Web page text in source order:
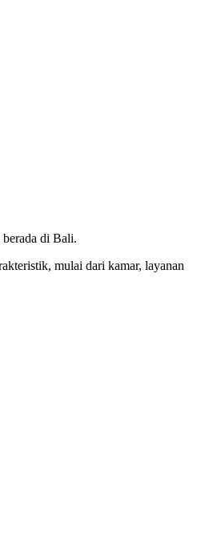
berada di Bali.
mulai dari kamar, layanan